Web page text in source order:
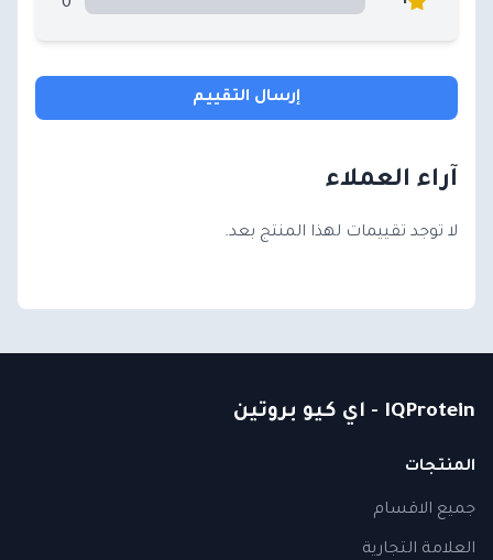
إرسال التقييم
آراء العملاء
لا توجد تقييمات لهذا المنتج بعد.
IQProtein - اي كيو بروتين
المنتجات
جميع الاقسام
العلامة التجارية